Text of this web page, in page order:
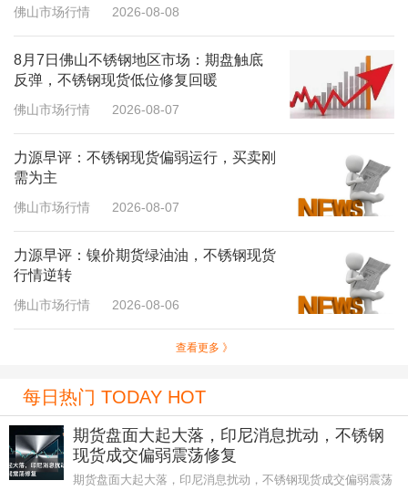
佛山市场行情 2026-08-08
8月7日佛山不锈钢地区市场：期盘触底
反弹，不锈钢现货低位修复回暖
佛山市场行情 2026-08-07
力源早评：不锈钢现货偏弱运行，买卖刚
需为主
佛山市场行情 2026-08-07
力源早评：镍价期货绿油油，不锈钢现货
行情逆转
佛山市场行情 2026-08-06
查看更多 》
每日热门 TODAY HOT
期货盘面大起大落，印尼消息扰动，不锈钢
现货成交偏弱震荡修复
期货盘面大起大落，印尼消息扰动，不锈钢现货成交偏弱震荡